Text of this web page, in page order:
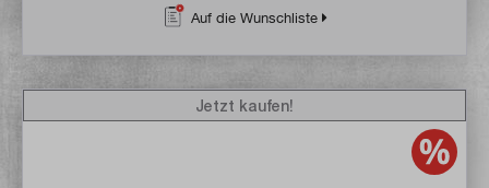
Auf die Wunschliste
Jetzt kaufen!